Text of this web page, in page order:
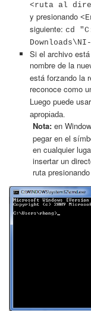
<ruta al
y presionando
siguiente: cd
Si el archivo
nombre de la
está forzando la
reconoce como
Luego puede
apropiada.
Nota: en
pegar en el
en cualquier
insertar un
ruta presionando